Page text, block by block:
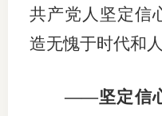
共产党人坚定信
造无愧于时代和
——坚定信